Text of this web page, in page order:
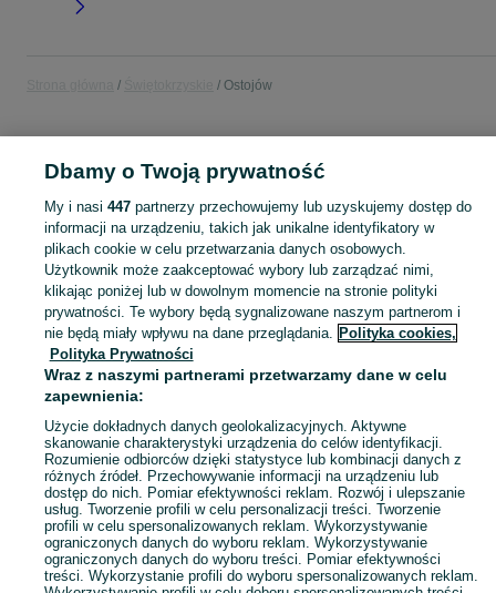
Ostojów
samochody osobowe ogrodzenia
Skorzystaj z największego serwisu ogłoszeniowego - Ostojów i okolice! Kupuj to, czego pragniesz i sprzedawaj to, czego już nie potrzebujesz! Zobacz
Mapa kategorii
Mapa miejscowości
Mapa ministron
Popularne wyszukiwania
Dbamy o Twoją prywatność
My i nasi 447partnerzy przechowujemy lub uzyskujemy dostęp do
informacji na urządzeniu, takich jak unikalne identyfikatory w
plikach cookie w celu przetwarzania danych osobowych.
Użytkownik może zaakceptować wybory lub zarządzać nimi,
klikając poniżej lub w dowolnym momencie na stronie polityki
prywatności. Te wybory będą sygnalizowane naszym partnerom i
nie będą miały wpływu na dane przeglądania. Polityka cookies,
Polityka Prywatności
Wraz z naszymi partnerami przetwarzamy dane w celu
zapewnienia:
Użycie dokładnych danych geolokalizacyjnych. Aktywne
skanowanie charakterystyki urządzenia do celów identyfikacji.
Rozumienie odbiorców dzięki statystyce lub kombinacji danych z
różnych źródeł. Przechowywanie informacji na urządzeniu lub
dostęp do nich. Pomiar efektywności reklam. Rozwój i ulepszanie
usług. Tworzenie profili w celu personalizacji treści. Tworzenie
profili w celu spersonalizowanych reklam. Wykorzystywanie
ograniczonych danych do wyboru reklam. Wykorzystywanie
ograniczonych danych do wyboru treści. Pomiar efektywności
treści. Wykorzystanie profili do wyboru spersonalizowanych reklam.